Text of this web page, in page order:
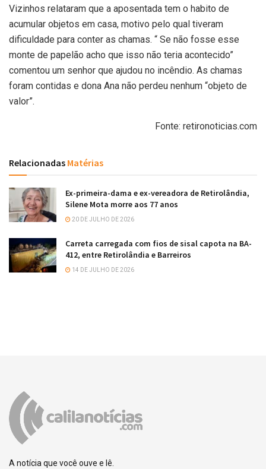
Vizinhos relataram que a aposentada tem o habito de
acumular objetos em casa, motivo pelo qual tiveram
dificuldade para conter as chamas. “ Se não fosse esse
monte de papelão acho que isso não teria acontecido”
comentou um senhor que ajudou no incêndio. As chamas
foram contidas e dona Ana não perdeu nenhum “objeto de
valor”.
Fonte: retironoticias.com
Relacionadas Matérias
Ex-primeira-dama e ex-vereadora de Retirolândia,
Silene Mota morre aos 77 anos
20 DE JULHO DE 2026
Carreta carregada com fios de sisal capota na BA-
412, entre Retirolândia e Barreiros
14 DE JULHO DE 2026
A notícia que você ouve e lê.